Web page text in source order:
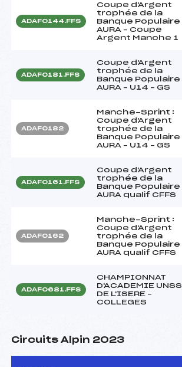
ADAF0144.FFS
Coupe d'Argent
trophée de la
Banque Populaire
AURA – Coupe
Argent Manche 1
ADAF0181.FFS
Coupe d'Argent
trophée de la
Banque Populaire
AURA – U14 – GS
ADAF0182
Manche-Sprint :
Coupe d'Argent
trophée de la
Banque Populaire
AURA – U14 – GS
ADAF0161.FFS
Coupe d'Argent
trophée de la
Banque Populaire
AURA qualif CFFS
ADAF0162
Manche-Sprint :
Coupe d'Argent
trophée de la
Banque Populaire
AURA qualif CFFS
ADAF0681.FFS
CHAMPIONNAT
D'ACADEMIE UNSS
DE L'ISERE –
COLLEGES
Circuits Alpin 2023